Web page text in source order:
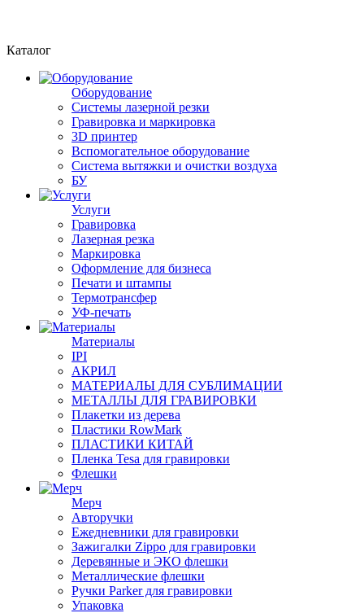
Каталог
Оборудование
Системы лазерной резки
Гравировка и маркировка
3D принтер
Вспомогательное оборудование
Система вытяжки и очистки воздуха
БУ
Услуги
Гравировка
Лазерная резка
Маркировка
Оформление для бизнеса
Печати и штампы
Термотрансфер
УФ-печать
Материалы
IPI
АКРИЛ
МАТЕРИАЛЫ ДЛЯ СУБЛИМАЦИИ
МЕТАЛЛЫ ДЛЯ ГРАВИРОВКИ
Плакетки из дерева
Пластики RowMark
ПЛАСТИКИ КИТАЙ
Пленка Tesa для гравировки
Флешки
Мерч
Авторучки
Ежедневники для гравировки
Зажигалки Zippo для гравировки
Деревянные и ЭКО флешки
Металлические флешки
Ручки Parker для гравировки
Упаковка